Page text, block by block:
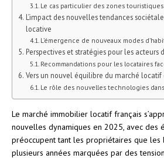
Le cas particulier des zones
L’impact des nouvelles tendances
locative
L’émergence de nouveaux modes
Perspectives et stratégies pour les
Recommandations pour les locataires
Vers un nouvel équilibre du marché locatif
Le rôle des nouvelles technologies
Le marché immobilier locatif français
nouvelles dynamiques en 2025, avec des
préoccupent tant les propriétaires que les
plusieurs années marquées par des